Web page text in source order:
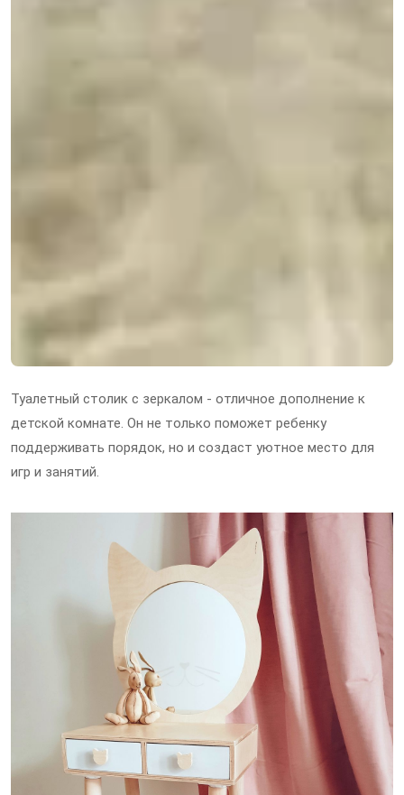
Туалетный столик с зеркалом - отличное дополнение к
детской комнате. Он не только поможет ребенку
поддерживать порядок, но и создаст уютное место для
игр и занятий.